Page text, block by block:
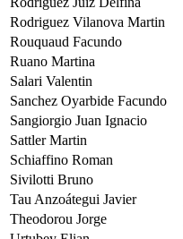
Rodriguez Vilanova Martin
Rouquaud Facundo
Ruano Martina
Salari Valentin
Sanchez Oyarbide Facundo
Sangiorgio Juan Ignacio
Sattler Martin
Schiaffino Roman
Sivilotti Bruno
Tau Anzoátegui Javier
Theodorou Jorge